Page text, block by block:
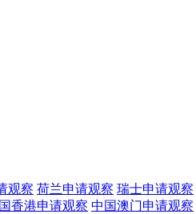
观察 荷兰申请观察 瑞士申请观察
香港申请观察 中国澳门申请观察